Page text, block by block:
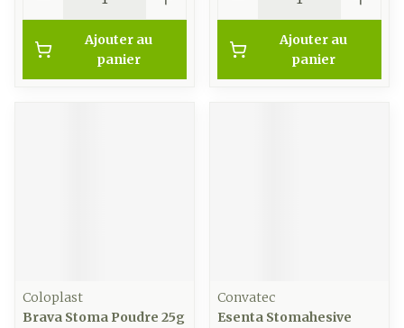
Ajouter au
panier
Ajouter au
panier
Coloplast
Brava Stoma Poudre 25g
Convatec
Esenta Stomahesive